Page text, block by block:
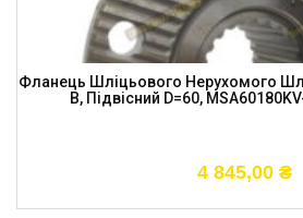
Фланець Шліцьового Нерухомого
В, Підвісний D=60,
4 845,00 ₴